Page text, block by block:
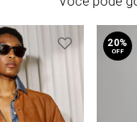
20%
OFF